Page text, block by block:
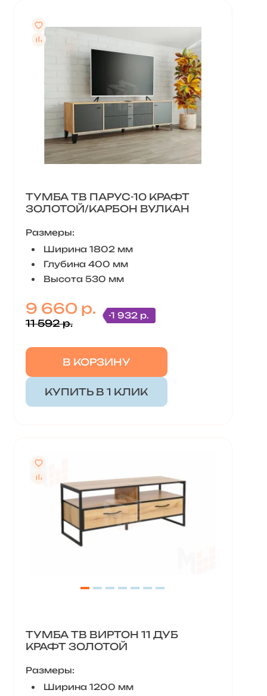
ТУМБА ТВ ПАРУС-10 КРАФТ
ЗОЛОТОЙ/КАРБОН ВУЛКАН
Размеры:
Ширина 1802 мм
Глубина 400 мм
Высота 530 мм
9 660 р.
11 592 р.
-1 932 р.
В КОРЗИНУ
КУПИТЬ В 1 КЛИК
ТУМБА ТВ ВИРТОН 11 ДУБ
КРАФТ ЗОЛОТОЙ
Размеры:
Ширина 1200 мм